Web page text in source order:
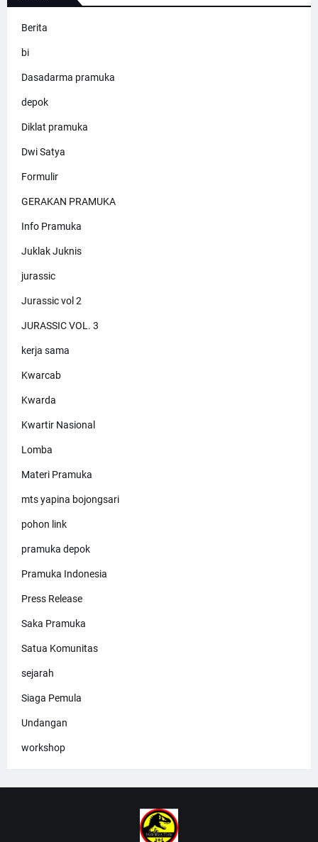
Berita
bi
Dasadarma pramuka
depok
Diklat pramuka
Dwi Satya
Formulir
GERAKAN PRAMUKA
Info Pramuka
Juklak Juknis
jurassic
Jurassic vol 2
JURASSIC VOL. 3
kerja sama
Kwarcab
Kwarda
Kwartir Nasional
Lomba
Materi Pramuka
mts yapina bojongsari
pohon link
pramuka depok
Pramuka Indonesia
Press Release
Saka Pramuka
Satua Komunitas
sejarah
Siaga Pemula
Undangan
workshop